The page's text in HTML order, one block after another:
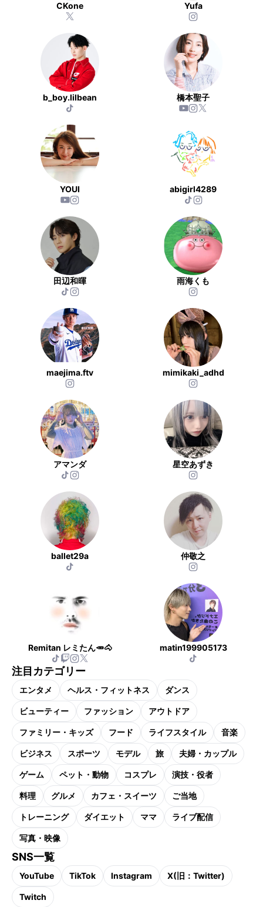
CKone Yufa
b_boy.lilbean 橋本聖子
YOUI abigirl4289
田辺和暉 雨海くも
maejima.ftv mimikaki_adhd
アマンダ 星空あずき
ballet29a 仲敬之
Remitan レミたん🥕🐴 matin199905173
注目カテゴリー
エンタメ ヘルス・フィットネス ダンス
ビューティー ファッション アウトドア
ファミリー・キッズ フード ライフスタイル 音楽
ビジネス スポーツ モデル 旅 夫婦・カップル
ゲーム ペット・動物 コスプレ 演技・役者
料理 グルメ カフェ・スイーツ ご当地
トレーニング ダイエット ママ ライブ配信
写真・映像
SNS一覧
YouTube TikTok Instagram X(旧：Twitter)
Twitch